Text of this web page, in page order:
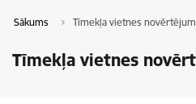
Sākums Tīmekļa vietnes
Tīmekļa vietnes